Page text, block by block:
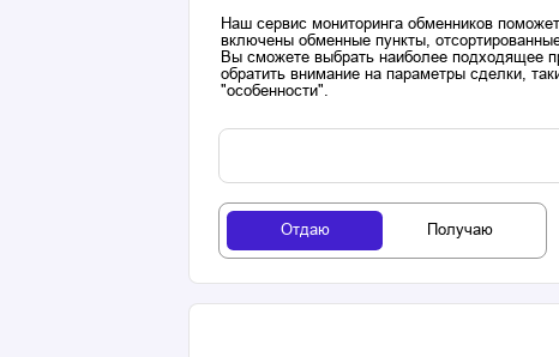
Наш сервис мониторинга обменников
включены обменные пункты,
Вы сможете выбрать наиболее подходящее
обратить внимание на параметры сделки,
"особенности".
Отдаю Получаю